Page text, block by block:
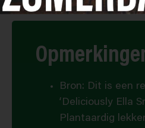
Bron: Dit is een
‘Deliciously Ella
Plantaardig